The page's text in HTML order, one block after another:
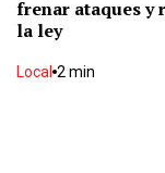
frenar ataques y
la ley
Local 2 min